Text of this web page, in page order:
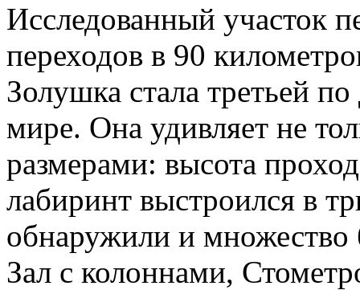
Исследованный участок
переходов в 90
Золушка стала третьей
мире. Она удивляет не
размерами: высота
лабиринт выстроился в
обнаружили и
Зал с колоннами,